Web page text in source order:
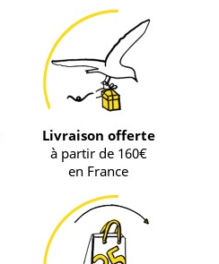
Livraison offerte
à partir de 160€
en France